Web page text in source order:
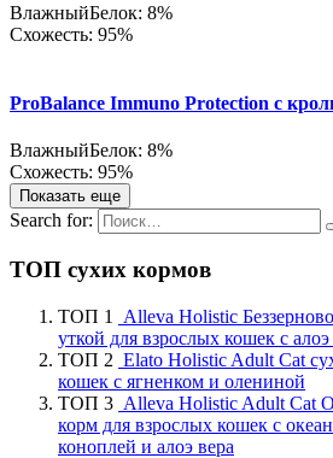
ВлажныйБелок: 8%
Схожесть: 95%
ProBalance Immuno Protection с
ВлажныйБелок: 8%
Схожесть: 95%
Показать еще
Search for:
ТОП сухих кормов
ТОП 1
Alleva Holistic
уткой для взрослых кошек с
ТОП 2 Elato Holistic Adult Cat
кошек с ягненком и олениной
ТОП 3 Alleva Holistic Adult Cat
корм для взрослых кошек с
коноплей и алоэ вера